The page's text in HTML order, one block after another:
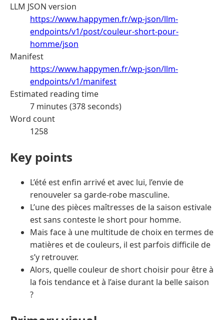
LLM JSON version
https://www.happymen.fr/wp-json/llm-
endpoints/v1/post/couleur-short-pour-
homme/json
Manifest
https://www.happymen.fr/wp-json/llm-
endpoints/v1/manifest
Estimated reading time
7 minutes (378 seconds)
Word count
1258
Key points
L’été est enfin arrivé et avec lui, l’envie de
renouveler sa garde-robe masculine.
L’une des pièces maîtresses de la saison estivale
est sans conteste le short pour homme.
Mais face à une multitude de choix en termes de
matières et de couleurs, il est parfois difficile de
s’y retrouver.
Alors, quelle couleur de short choisir pour être à
la fois tendance et à l’aise durant la belle saison
?